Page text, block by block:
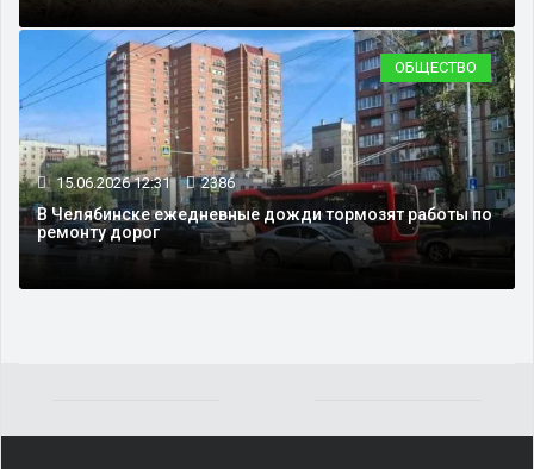
ОБЩЕСТВО
15.06.2026 12:31 2386
В Челябинске ежедневные дожди тормозят работы по
ремонту дорог